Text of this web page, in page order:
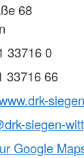
68
33716 0
33716 66
siegen-
Google